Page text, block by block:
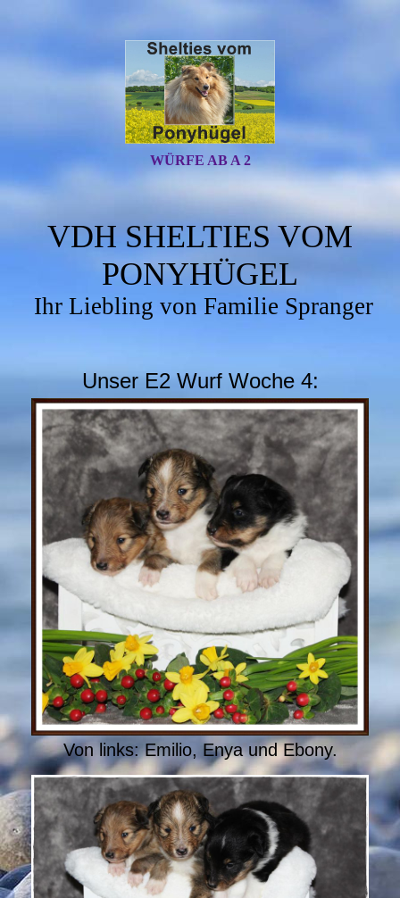
WÜRFE AB A 2
VDH SHELTIES VOM
PONYHÜGEL
Ihr Liebling von Familie Spranger
Unser E2 Wurf Woche 4:
Von links: Emilio, Enya und Ebony.